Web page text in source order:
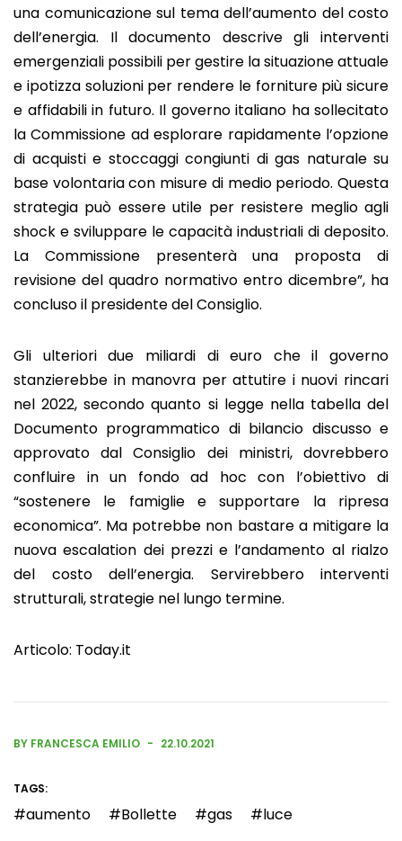
una comunicazione sul tema dell’aumento del costo
dell’energia. Il documento descrive gli interventi
emergenziali possibili per gestire la situazione attuale
e ipotizza soluzioni per rendere le forniture più sicure
e affidabili in futuro. Il governo italiano ha sollecitato
la Commissione ad esplorare rapidamente l’opzione
di acquisti e stoccaggi congiunti di gas naturale su
base volontaria con misure di medio periodo. Questa
strategia può essere utile per resistere meglio agli
shock e sviluppare le capacità industriali di deposito.
La Commissione presenterà una proposta di
revisione del quadro normativo entro dicembre”, ha
concluso il presidente del Consiglio.
Gli ulteriori due miliardi di euro che il governo
stanzierebbe in manovra per attutire i nuovi rincari
nel 2022, secondo quanto si legge nella tabella del
Documento programmatico di bilancio discusso e
approvato dal Consiglio dei ministri, dovrebbero
confluire in un fondo ad hoc con l’obiettivo di
“sostenere le famiglie e supportare la ripresa
economica”. Ma potrebbe non bastare a mitigare la
nuova escalation dei prezzi e l’andamento al rialzo
del costo dell’energia. Servirebbero interventi
strutturali, strategie nel lungo termine.
Articolo: Today.it
BY FRANCESCA EMILIO 22.10.2021
TAGS:
aumento Bollette gas luce